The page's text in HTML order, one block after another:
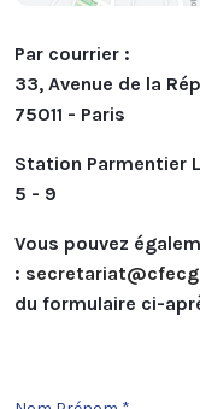
Par courrier :
33, Avenue de la
75011 - Paris
Station Parmentier
5 - 9
Vous pouvez
:
du formulaire ci-